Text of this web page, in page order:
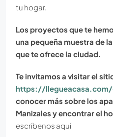
tu hogar.
Los proyectos que te
una pequeña muestra de
que te ofrece la ciudad.
Te invitamos a visitar el
https://
conocer más sobre los
Manizales y encontrar el
escríbenos aquí